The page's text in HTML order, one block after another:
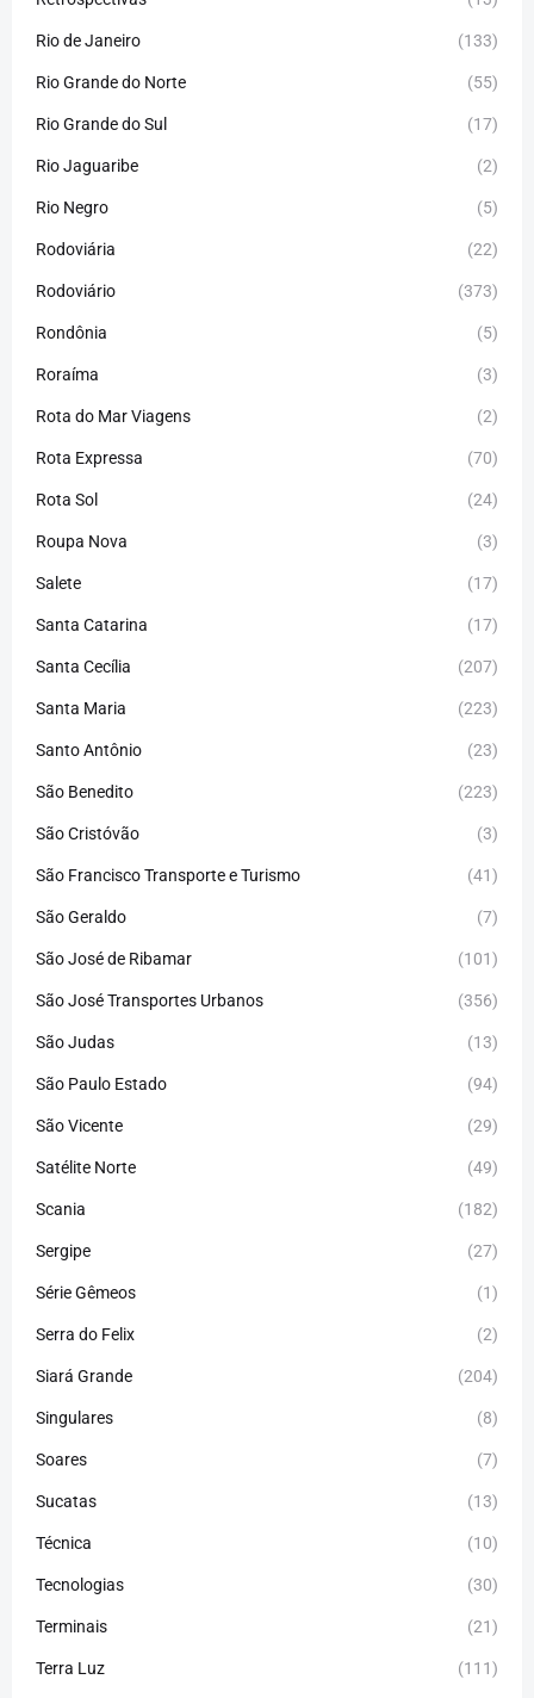
Rio de Janeiro (133)
Rio Grande do Norte (55)
Rio Grande do Sul (17)
Rio Jaguaribe (2)
Rio Negro (5)
Rodoviária (22)
Rodoviário (373)
Rondônia (5)
Roraíma (3)
Rota do Mar Viagens (2)
Rota Expressa (70)
Rota Sol (24)
Roupa Nova (3)
Salete (17)
Santa Catarina (17)
Santa Cecília (207)
Santa Maria (223)
Santo Antônio (23)
São Benedito (223)
São Cristóvão (3)
São Francisco Transporte e Turismo (41)
São Geraldo (7)
São José de Ribamar (101)
São José Transportes Urbanos (356)
São Judas (13)
São Paulo Estado (94)
São Vicente (29)
Satélite Norte (49)
Scania (182)
Sergipe (27)
Série Gêmeos (1)
Serra do Felix (2)
Siará Grande (204)
Singulares (8)
Soares (7)
Sucatas (13)
Técnica (10)
Tecnologias (30)
Terminais (21)
Terra Luz (111)